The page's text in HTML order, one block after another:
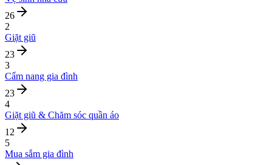
26
2
Giặt giũ
23
3
Cẩm nang gia đình
23
4
Giặt giũ & Chăm sóc quần áo
12
5
Mua sắm gia đình